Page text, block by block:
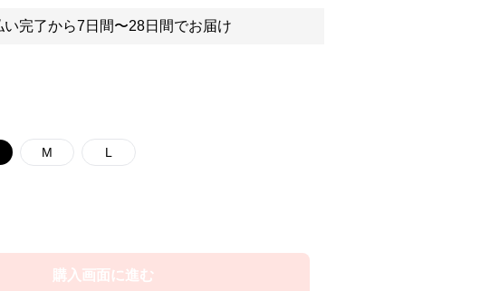
い完了から7日間〜28日間でお届け
M L
購入画面に進む